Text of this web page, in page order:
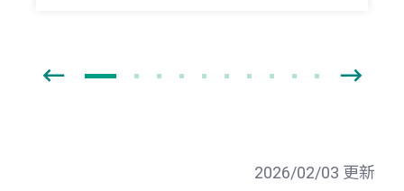
2026/02/03 更新